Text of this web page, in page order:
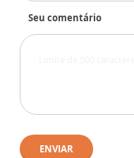
Seu comentário
ENVIAR